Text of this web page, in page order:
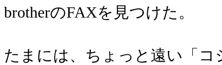
brotherのFAXを見つけた。
たまには、ちょっと遠い「